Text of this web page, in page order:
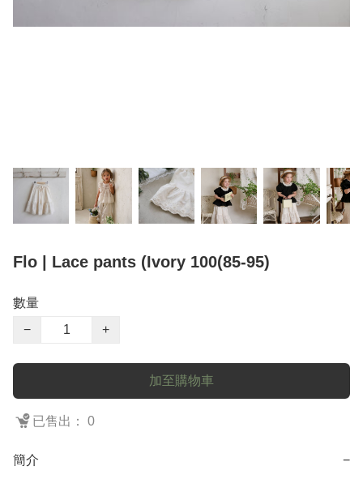
Flo | Lace pants (Ivory 100(85-95)
數量
−
+
加至購物車
已售出： 0
簡介 −